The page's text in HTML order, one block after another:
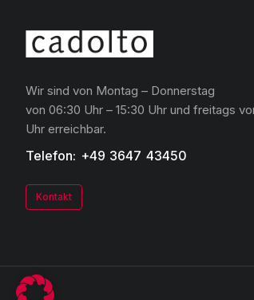
Wir sind von Montag – Donnerstag
von 06:30 Uhr – 15:30 Uhr und freitags
Uhr erreichbar.
Telefon: +49 3647 43450
Kontakt